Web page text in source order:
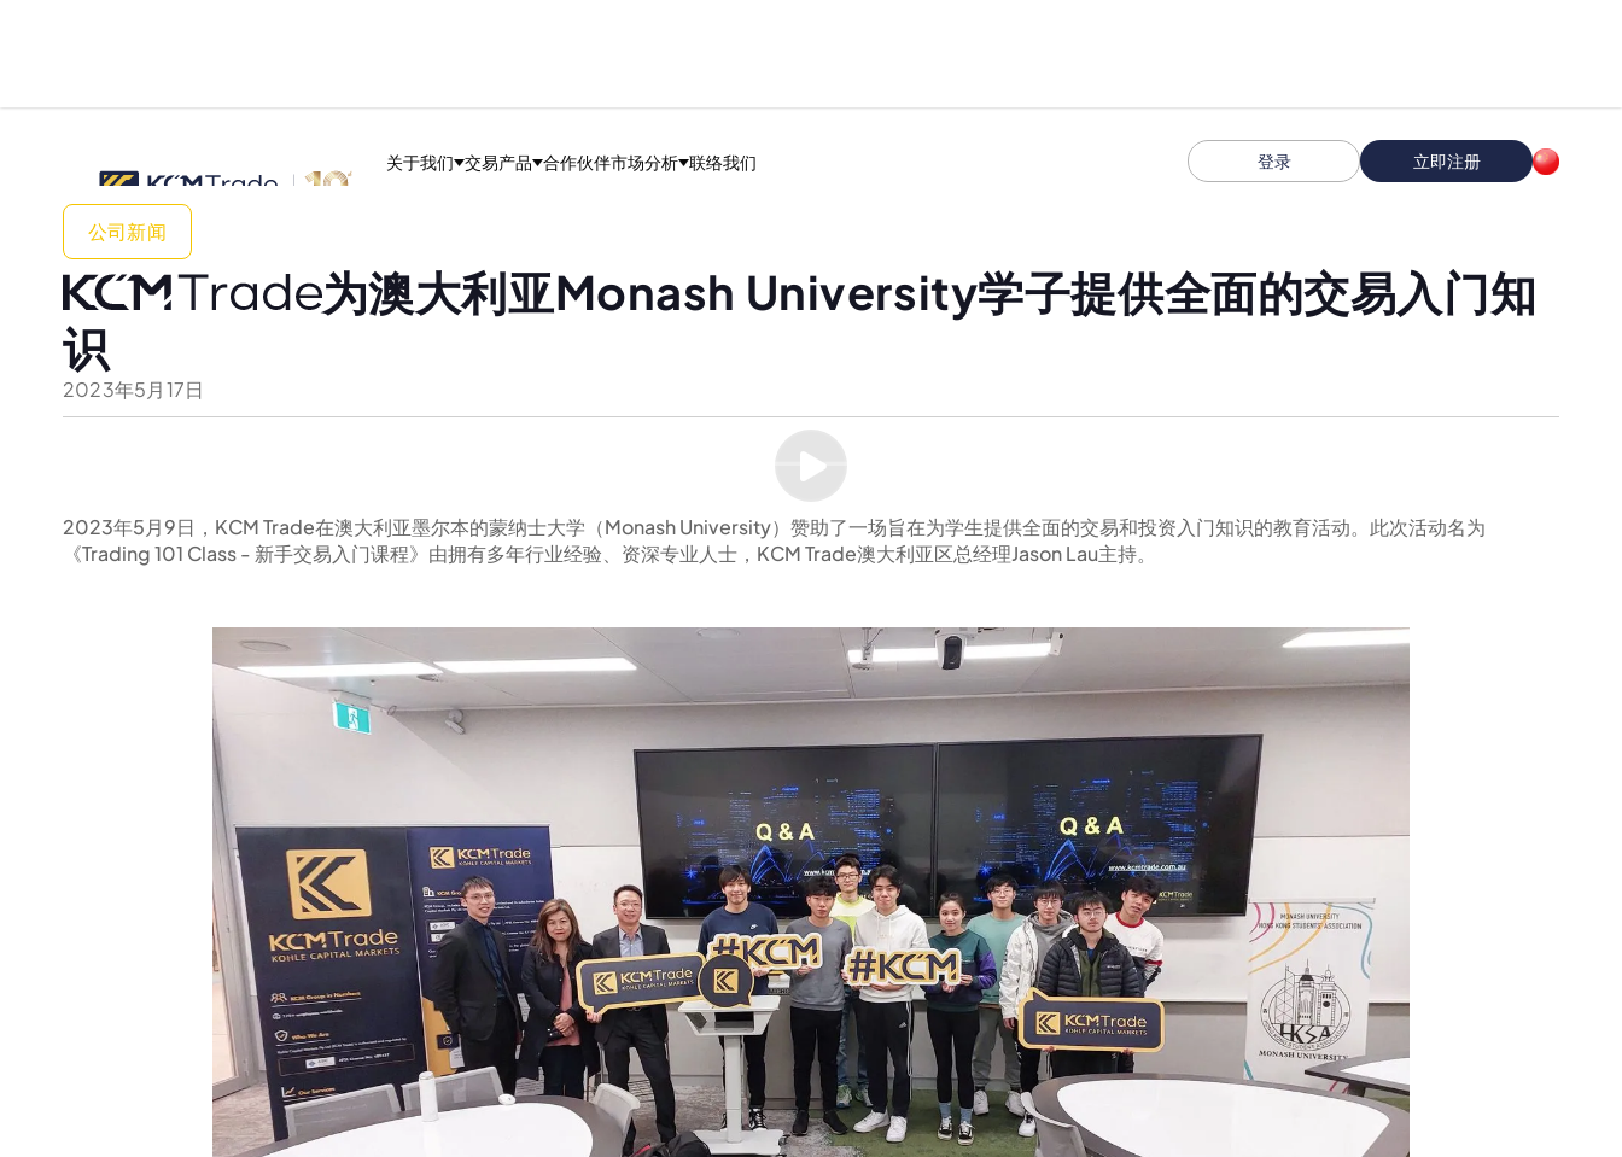
关于我们 交易产品 合作伙伴市场分析 联络我们 登录 立即注册
公司新闻
为澳大利亚Monash University学子提供全面的交易入门知
识
2023年5月17日
2023年5月9日，KCM Trade在澳大利亚墨尔本的蒙纳士大学（Monash University）赞助了一场旨在为学生提供全面的交易和投资入门知识的教育活动。此次活动名为
《Trading 101 Class - 新手交易入门课程》由拥有多年行业经验、资深专业人士，KCM Trade澳大利亚区总经理Jason Lau主持。